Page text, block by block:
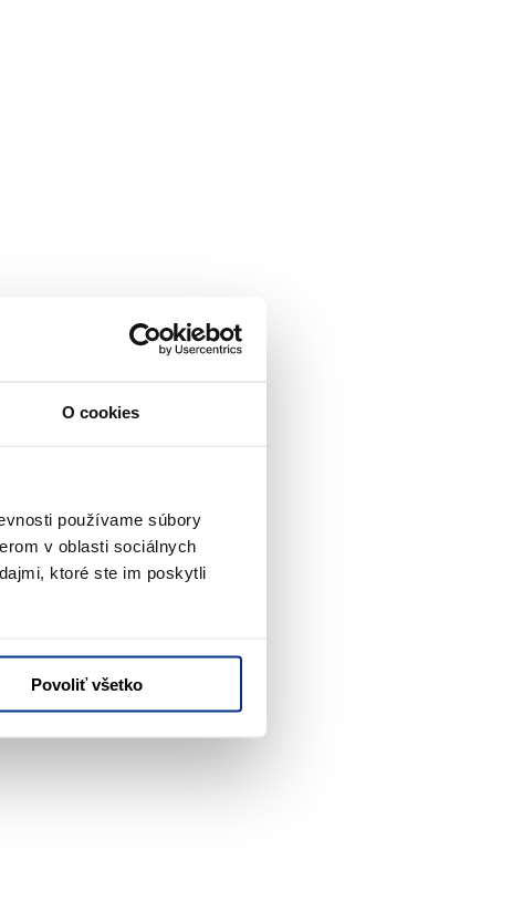
O cookies
používame súbory
v oblasti sociálnych
ktoré ste im poskytli
Povoliť všetko